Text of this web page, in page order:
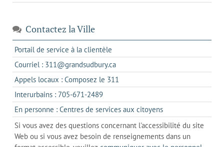
Contactez la Ville
Portail de service à la clientèle
dans
un
nouvel
Courriel : 311@grandsudbury.cas'ouvre
dans
votre
de
messagerie
Appels locaux : Composez le 311
dans
un
client
de
votre
téléphone
Interurbains : 705-671-2489s'ouvre
dans
un
client
de
En personne : Centres de services aux citoyenss'ouvre
dans
l'onglet
actuel
Si vous avez des questions concernant l'accessibilité du site
Web ou si vous avez besoin de renseignements dans un